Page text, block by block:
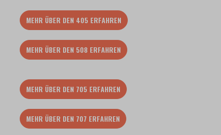
MEHR ÜBER DEN 405 ERFAHREN
MEHR ÜBER DEN 508 ERFAHREN
MEHR ÜBER DEN 705 ERFAHREN
MEHR ÜBER DEN 707 ERFAHREN